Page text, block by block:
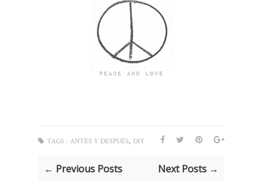
TAGS : ANTES Y DESPUÉS, DIY
← Previous Posts Next Posts →